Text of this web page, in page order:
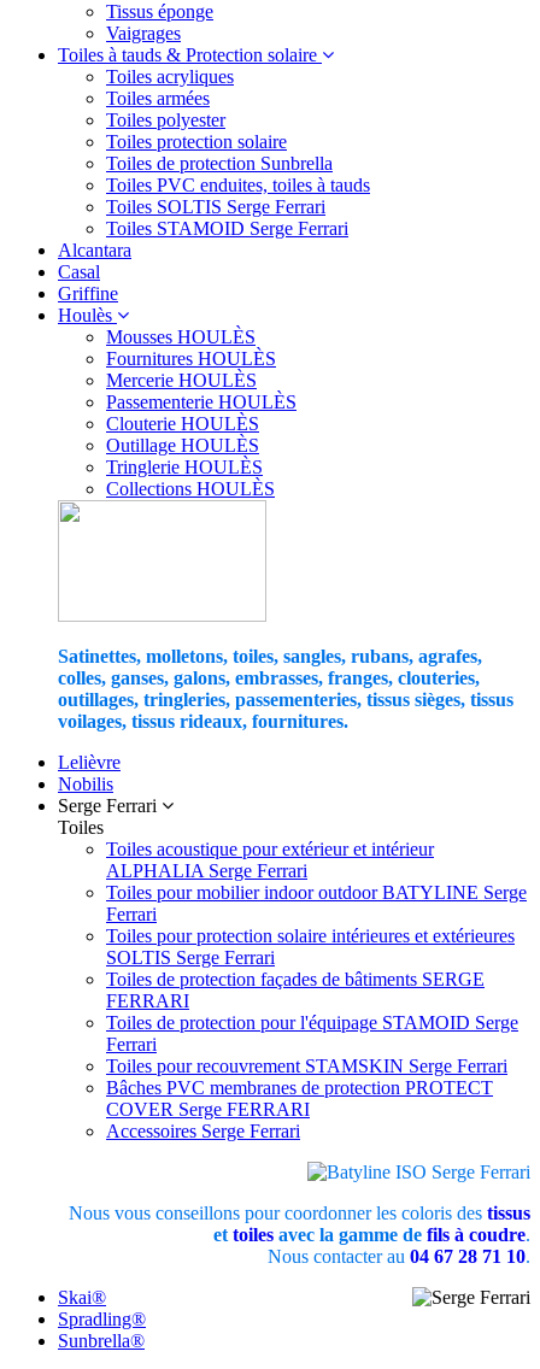
Tissus éponge
Vaigrages
Toiles à tauds & Protection solaire
Toiles acryliques
Toiles armées
Toiles polyester
Toiles protection solaire
Toiles de protection Sunbrella
Toiles PVC enduites, toiles à tauds
Toiles SOLTIS Serge Ferrari
Toiles STAMOID Serge Ferrari
Alcantara
Casal
Griffine
Houlès
Mousses HOULÈS
Fournitures HOULÈS
Mercerie HOULÈS
Passementerie HOULÈS
Clouterie HOULÈS
Outillage HOULÈS
Tringlerie HOULÈS
Collections HOULÈS
Satinettes, molletons, toiles, sangles, rubans, agrafes,
colles, ganses, galons, embrasses, franges, clouteries,
outillages, tringleries, passementeries, tissus sièges, tissus
voilages, tissus rideaux, fournitures.
Lelièvre
Nobilis
Serge Ferrari
Toiles
Toiles acoustique pour extérieur et intérieur
ALPHALIA Serge Ferrari
Toiles pour mobilier indoor outdoor BATYLINE Serge
Ferrari
Toiles pour protection solaire intérieures et extérieures
SOLTIS Serge Ferrari
Toiles de protection façades de bâtiments SERGE
FERRARI
Toiles de protection pour l'équipage STAMOID Serge
Ferrari
Toiles pour recouvrement STAMSKIN Serge Ferrari
Bâches PVC membranes de protection PROTECT
COVER Serge FERRARI
Accessoires Serge Ferrari
Nous vous conseillons pour coordonner les coloris des tissus
et toiles avec la gamme de fils à coudre.
Nous contacter au 04 67 28 71 10.
Skai®
Spradling®
Sunbrella®